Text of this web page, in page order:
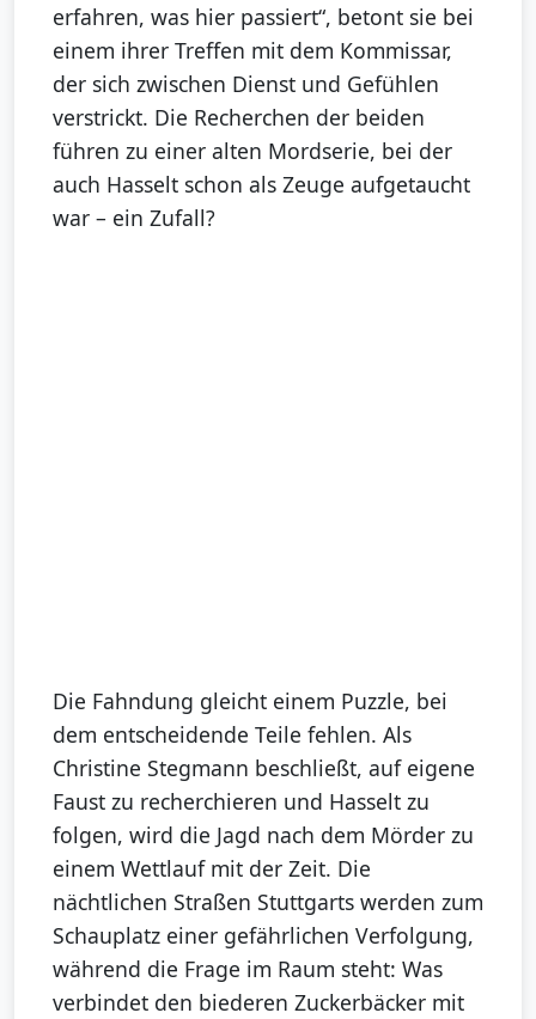
erfahren, was hier passiert“, betont sie bei
einem ihrer Treffen mit dem Kommissar,
der sich zwischen Dienst und Gefühlen
verstrickt. Die Recherchen der beiden
führen zu einer alten Mordserie, bei der
auch Hasselt schon als Zeuge aufgetaucht
war – ein Zufall?
Die Fahndung gleicht einem Puzzle, bei
dem entscheidende Teile fehlen. Als
Christine Stegmann beschließt, auf eigene
Faust zu recherchieren und Hasselt zu
folgen, wird die Jagd nach dem Mörder zu
einem Wettlauf mit der Zeit. Die
nächtlichen Straßen Stuttgarts werden zum
Schauplatz einer gefährlichen Verfolgung,
während die Frage im Raum steht: Was
verbindet den biederen Zuckerbäcker mit